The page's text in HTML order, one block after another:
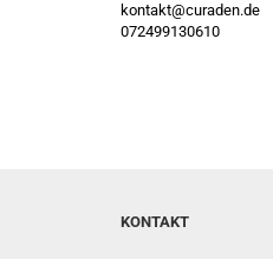
kontakt@curaden.de
072499130610
KONTAKT